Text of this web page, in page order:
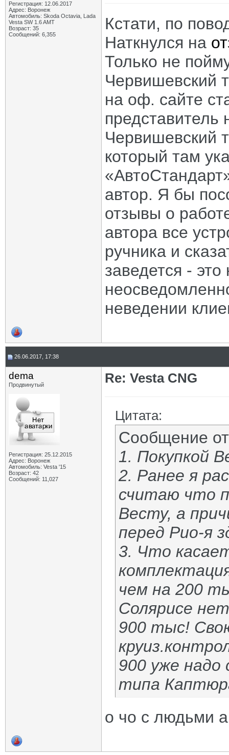
Регистрация: 12.06.2017
Адрес: Воронеж
Автомобиль: Skoda Octavia, Lada
Vesta SW 1.6 AMT
Возраст: 35
Сообщений: 6,355
Кстати, по
Наткнулся на
Только не
Червишевский
на оф. сайте
представитель
Червишевский
который там
автор. Я бы
отзывы о
автора все
ручника и
заведется -
неведении
26.06.2017, 17:38
dema
Продвинутый
Регистрация: 25.12.2015
Адрес: Воронеж
Автомобиль: Vesta '15
Возраст: 42
Сообщений: 11,027
Re: Vesta CNG
Цитата:
Сообщение
1. Покупкой
2. Ранее я
считаю что
Весту, а
перед Рио-я
3. Что
чем на 200
Солярисе
900 тыс!
900 уже
типа
о чо с людьми